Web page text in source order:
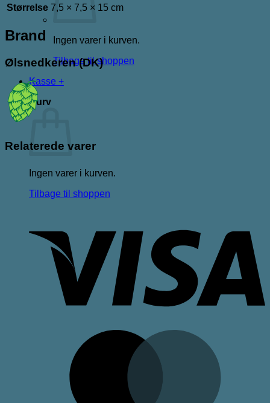
Ingen varer i kurven.
Tilbage til shoppen
Kasse +
Kurv
Ingen varer i kurven.
Tilbage til shoppen
Størrelse 7,5 × 7,5 × 15 cm
Brand
Ølsnedkeren (DK)
Relaterede varer